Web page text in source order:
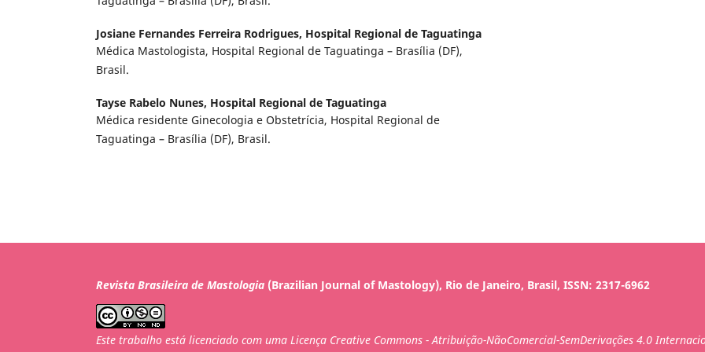
Josiane Fernandes Ferreira Rodrigues, Hospital Regional de Taguatinga
Médica Mastologista, Hospital Regional de Taguatinga – Brasília (DF),
Brasil.
Tayse Rabelo Nunes, Hospital Regional de Taguatinga
Médica residente Ginecologia e Obstetrícia, Hospital Regional de
Taguatinga – Brasília (DF), Brasil.
Revista Brasileira de Mastologia (Brazilian Journal of Mastology), Rio de Janeiro, Brasil, ISSN: 2317-6962
Este trabalho está licenciado com uma Licença Creative Commons - Atribuição-NãoComercial-SemDerivações 4.0